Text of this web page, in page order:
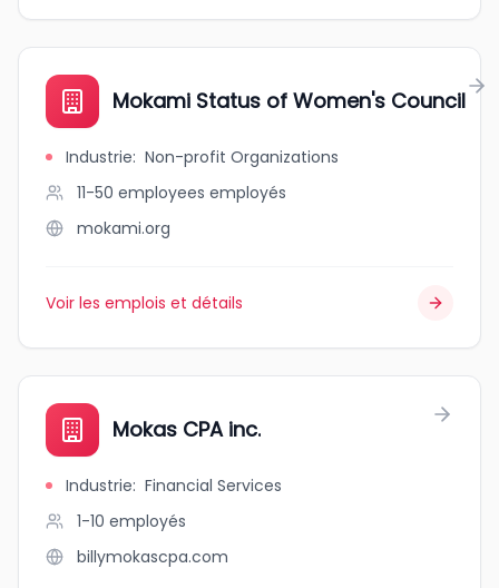
Mokami Status of Women's Council
Industrie: Non-profit Organizations
11-50 employees employés
mokami.org
Voir les emplois et détails
Mokas CPA inc.
Industrie: Financial Services
1-10 employés
billymokascpa.com